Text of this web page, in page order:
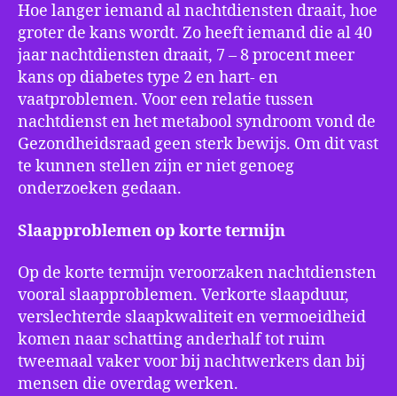
Hoe langer iemand al nachtdiensten draait, hoe
groter de kans wordt. Zo heeft iemand die al 40
jaar nachtdiensten draait, 7 – 8 procent meer
kans op diabetes type 2 en hart- en
vaatproblemen. Voor een relatie tussen
nachtdienst en het metabool syndroom vond de
Gezondheidsraad geen sterk bewijs. Om dit vast
te kunnen stellen zijn er niet genoeg
onderzoeken gedaan.
Slaapproblemen op korte termijn
Op de korte termijn veroorzaken nachtdiensten
vooral slaapproblemen. Verkorte slaapduur,
verslechterde slaapkwaliteit en vermoeidheid
komen naar schatting anderhalf tot ruim
tweemaal vaker voor bij nachtwerkers dan bij
mensen die overdag werken.